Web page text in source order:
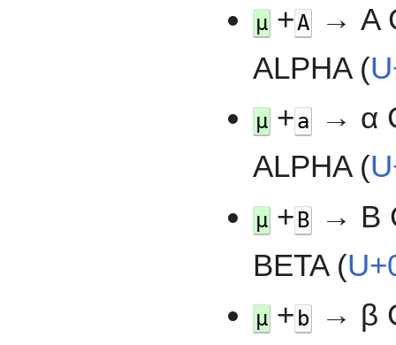
µ +A
→ Α
ALPHA (
µ +a
→ α
ALPHA (
µ +B
→ Β
BETA (
µ + b
→ β